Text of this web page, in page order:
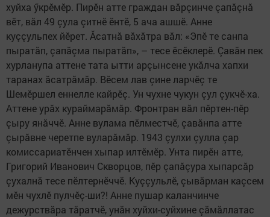
хуйха ӳкрӗмӗр. Пирӗн атте граждан вăрçинче çапăçнă
вӗт, вăл 49 çула çитнӗ ӗнтӗ, 5 ача ашшӗ. Анне
куççульпех йӗрет. Ăсатнă вăхăтра вăл: «Эпӗ те санпа
пыратăп, çапăçма пыратăп», – тесе ӗсӗклерӗ. Çавăн пек
хурланупа аттене тата ытти арçынсене укăлча хапхи
таранах ăсатрăмăр. Вӗсем лав çине ларчӗç те
Шемӗршел еннелле кайрӗç. Ун чухне чукун çул çукчӗ-ха.
Аттене урăх кураймарăмăр. Фронтран вăл пӗртен-пӗр
çыру янăччӗ. Анне вулама пӗлместчӗ, çавăнпа атте
çырăвне черетпе вуларăмăр. 1943 çулхи çулла çар
комиссариатӗнчен хыпар илтӗмӗр. Унта пирӗн атте,
Григорий Иванович Скворцов, пӗр çапăçура хыпарсăр
çухалнă тесе пӗлтернӗччӗ. Куççульлӗ, çывăрман каçсем
мӗн чухлӗ пулчӗç-ши?! Анне пушар каланчинче
дежурствăра тăратчӗ, унăн хуйхи-суйхине çăмăллатас